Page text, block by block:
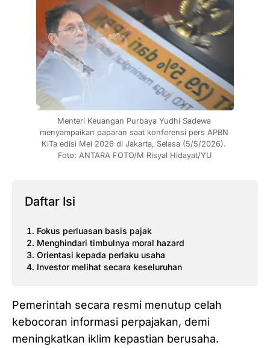
Menteri Keuangan Purbaya Yudhi Sadewa
menyampaikan paparan saat konferensi pers APBN
KiTa edisi Mei 2026 di Jakarta, Selasa (5/5/2026).
Foto: ANTARA FOTO/M Risyal Hidayat/YU
Daftar Isi
Fokus perluasan basis pajak
Menghindari timbulnya moral hazard
Orientasi kepada perlaku usaha
Investor melihat secara keseluruhan
Pemerintah secara resmi menutup celah
kebocoran informasi perpajakan, demi
meningkatkan iklim kepastian berusaha.